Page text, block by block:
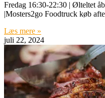
Fredag 16:30-22:30 | Ølteltet
|Mosters2go Foodtruck køb
Læs mere »
juli 22, 2024